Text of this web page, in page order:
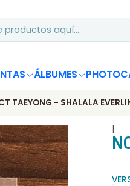
ÁLBUMES
TAEYONG - SHALALA
|